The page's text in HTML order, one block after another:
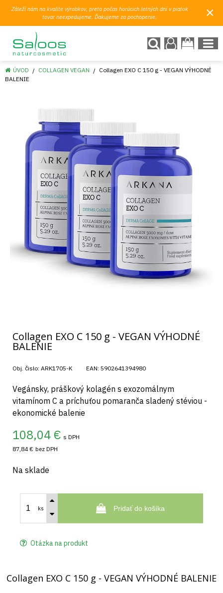
Záleží nám na kvalite výrobkov, preto počas horúcich letných dní v piatok
tovar neexpedujeme. Ďakujeme za pochopenie.
×
ÚVOD COLLAGEN VEGAN
Collagen EXO C 150 g - VEGAN VÝHODNÉ
BALENIE
Collagen EXO C 150 g - VEGAN VÝHODNÉ
BALENIE
Obj. čislo: ARK1705-K EAN: 5902641394980
Vegánsky, práškový kolagén s exozomálnym
vitamínom C a príchuťou pomaranča sladený stéviou -
ekonomické balenie
108,04 € s DPH
87,84 € bez DPH
Na sklade
ks Pridať do košíka
Otázka na produkt
Collagen EXO C 150 g - VEGAN VÝHODNÉ BALENIE